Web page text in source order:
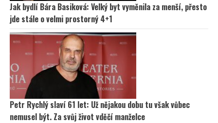
Jak bydlí Bára Basiková: Velký byt vyměnila za menší, přesto
jde stále o velmi prostorný 4+1
Petr Rychlý slaví 61 let: Už nějakou dobu tu však vůbec
nemusel být. Za svůj život vděčí manželce